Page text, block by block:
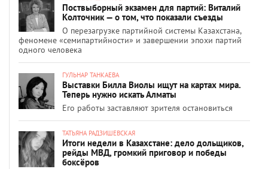
Поствыборный экзамен для партий: Виталий
Колточник — о том, что показали съезды
О перезагрузке партийной системы Казахстана,
феномене «семипартийности» и завершении эпохи партий
одного человека
ГУЛЬНАР ТАНКАЕВА
Выставки Билла Виолы ищут на картах мира.
Теперь нужно искать Алматы
Его работы заставляют зрителя остановиться
ТАТЬЯНА РАДЗИШЕВСКАЯ
Итоги недели в Казахстане: дело дольщиков,
рейды МВД, громкий приговор и победы
боксёров